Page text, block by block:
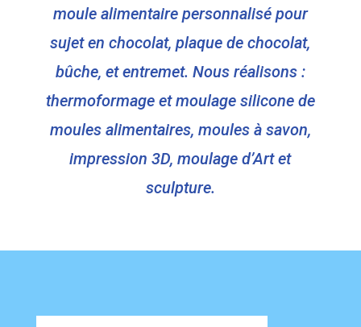
moule alimentaire personnalisé pour
sujet en chocolat, plaque de chocolat,
bûche, et entremet. Nous réalisons :
thermoformage et moulage silicone de
moules alimentaires, moules à savon,
impression 3D, moulage d’Art et
sculpture.